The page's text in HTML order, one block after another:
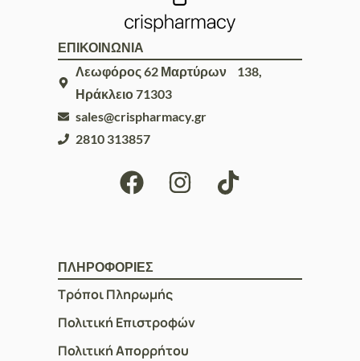
ΕΠΙΚΟΙΝΩΝΙΑ
Λεωφόρος 62 Μαρτύρων 138,
Ηράκλειο 71303
sales@crispharmacy.gr
2810 313857
ΠΛΗΡΟΦΟΡΙΕΣ
Τρόποι Πληρωμής
Πολιτική Επιστροφών
Πολιτική Απορρήτου